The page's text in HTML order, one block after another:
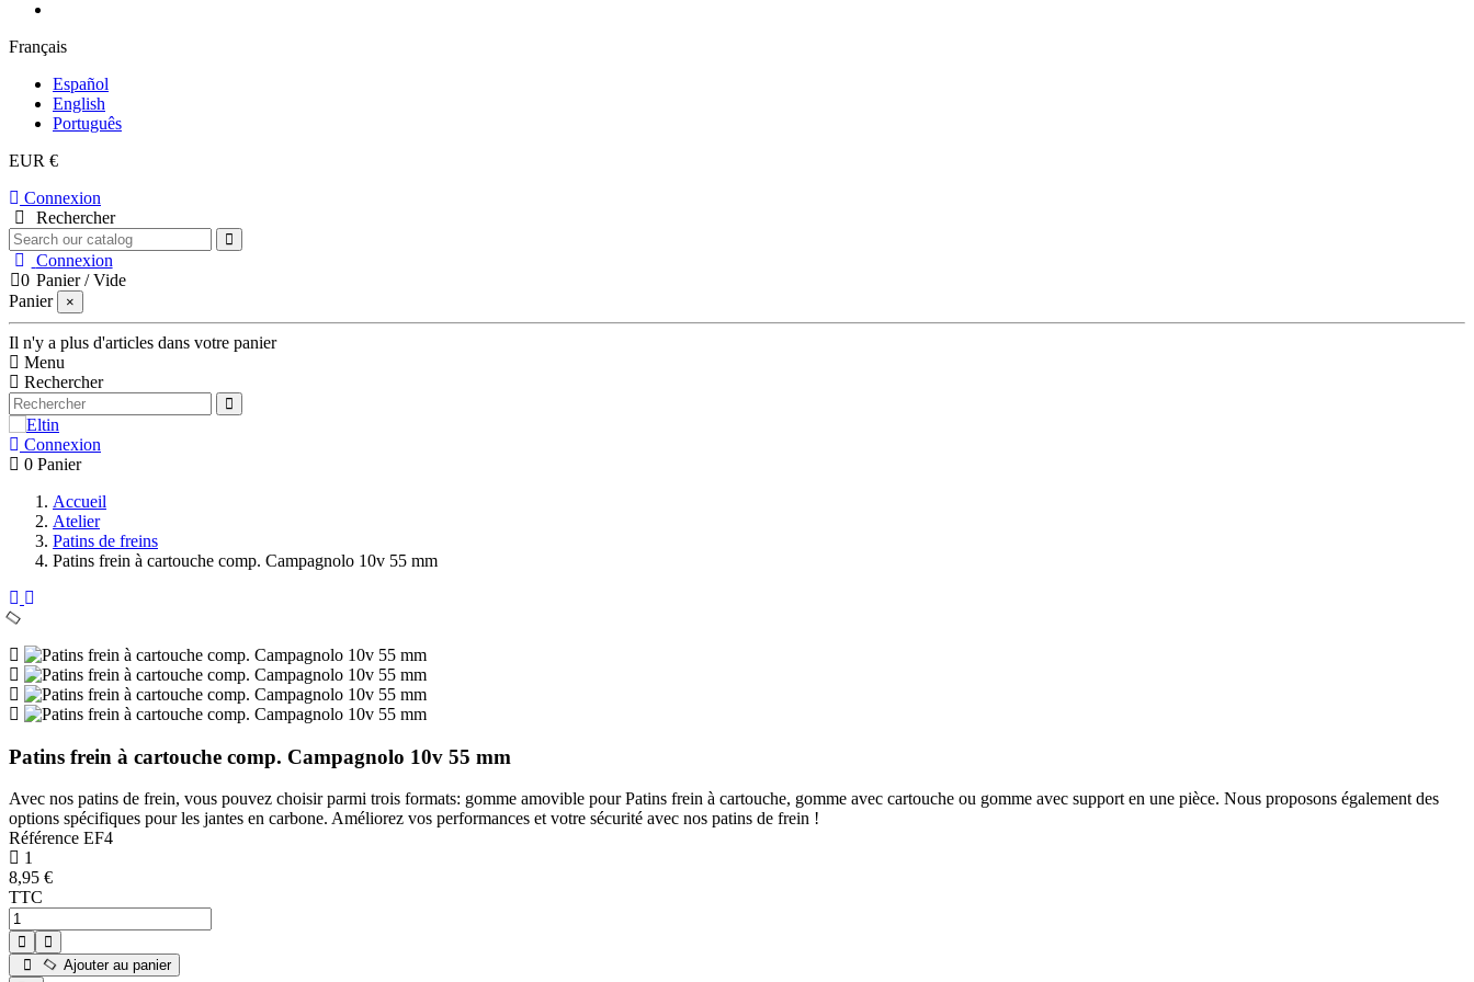
Français
Español
English
Português
EUR €
Connexion
Rechercher
Connexion
0 Panier /Vide
Panier
×
Il n'y a plus d'articles dans votre panier
Menu
Rechercher
Connexion
0 Panier
Accueil
Atelier
Patins de freins
Patins frein à cartouche comp. Campagnolo 10v 55 mm
Patins frein à cartouche comp. Campagnolo 10v 55 mm
Avec nos patins de frein, vous pouvez choisir parmi trois formats: gomme amovible pour Patins frein à cartouche, gomme avec cartouche ou gomme avec support en une pièce. Nous proposons également des
options spécifiques pour les jantes en carbone. Améliorez vos performances et votre sécurité avec nos patins de frein !
Référence EF4
1
8,95 €
TTC
Ajouter au panier